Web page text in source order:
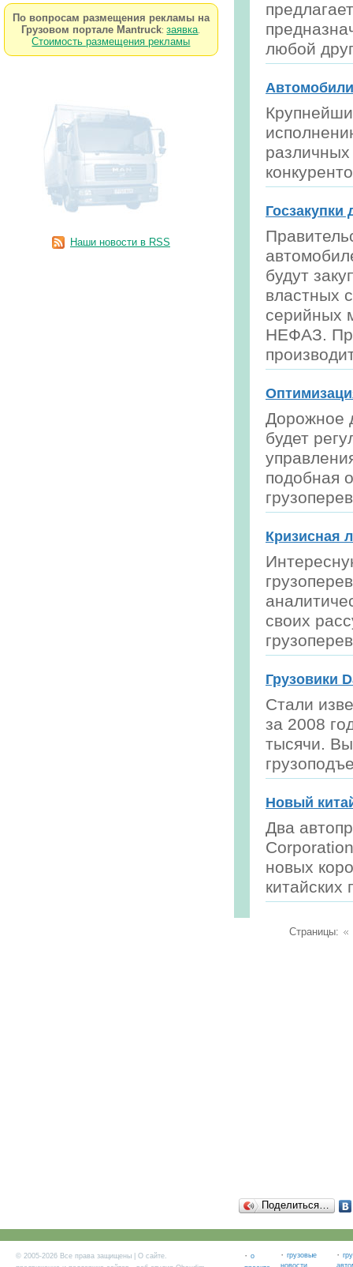
По вопросам размещения рекламы на
Грузовом портале Mantruck:заявка
Стоимость размещения рекламы
Наши новости в RSS
любой
Госзакупки
будут
властных
серийных
НЕФАЗ.
Дорожное
будет
подобная
Кризисная
своих
Грузовики
Стали
за 2008
тысячи.
Новый
Два
новых
китайских
Страницы:
Поделиться…
© 2005-2026 Все права защищены | О сайте.
· о
· грузовые
новости
·